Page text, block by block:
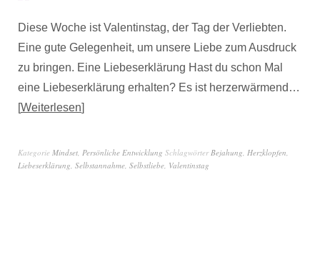
Diese Woche ist Valentinstag, der Tag der Verliebten.
Eine gute Gelegenheit, um unsere Liebe zum Ausdruck
zu bringen. Eine Liebeserklärung Hast du schon Mal
eine Liebeserklärung erhalten? Es ist herzerwärmend…
Weiterlesen
Kategorie Mindset, Persönliche Entwicklung SchlagwörterBejahung, Herzklopfen,
Liebeserklärung, Selbstannahme, Selbstliebe, Valentinstag